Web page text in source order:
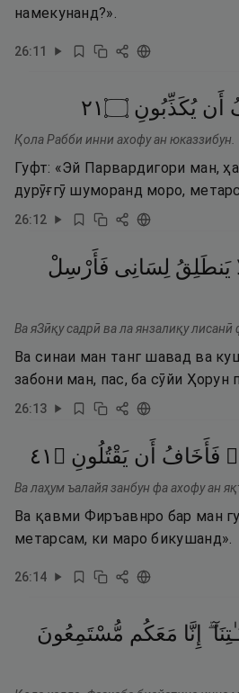
намекунанд?».
26:11
أَن يُكَذِّبُونِ ۝١٢
Қола Рабби инни ахофу ан юказзибун.
Гуфт: «Эй Парвардигори ман,
дурӯғгӯ шуморанд моро,
26:12
يَنطَلِقُ لِسَانِى فَأَرْسِلْ
Ва яЗӣқу садрӣ ва ла янзалиқу лисанӣ
Ва синаи ман танг шавад ва
забони ман, пас, ба сӯйи Ҳорун
26:13
فَأَخَافُ أَن يَقْتُلُونِ ۝ ١٤
Ва лаҳум ъалайя занбун фа ахофу ан
Ва қавми Фиръавнро бар ман
метарсам, ки маро бикушанд».
26:14
إِنَّا مَعَكُم مُّسْتَمِعُونَ